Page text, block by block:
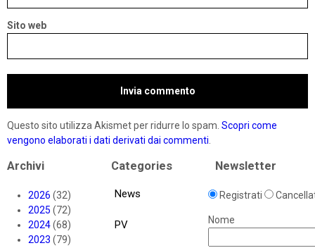
Sito web
Questo sito utilizza Akismet per ridurre lo spam. Scopri come
vengono elaborati i dati derivati dai commenti.
Archivi
2026 (32)
2025 (72)
2024(68)
2023 (79)
Categories
News
PV
Newsletter
Registrati
Nome